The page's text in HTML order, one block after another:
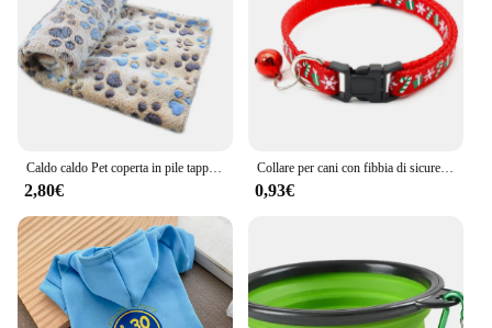
Caldo caldo Pet coperta in pile tappetino da letto cuscino per cane gatto cucciolo animale forniture invernali
2,80€
Collare per cani con fibbia di sicurezza natalizia albero con fiocco di neve collare per animali domestici collare regolabile collare per gatti accessori per animali all'ingrosso
0,93€